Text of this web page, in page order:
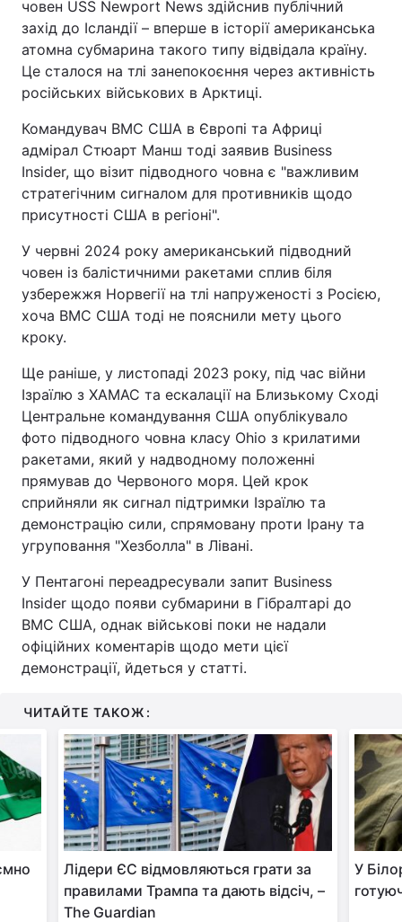
човен USS Newport News здійснив публічний
захід до Ісландії – вперше в історії американська
атомна субмарина такого типу відвідала країну.
Це сталося на тлі занепокоєння через активність
російських військових в Арктиці.
Командувач ВМС США в Європі та Африці
адмірал Стюарт Манш тоді заявив Business
Insider, що візит підводного човна є "важливим
стратегічним сигналом для противників щодо
присутності США в регіоні".
У червні 2024 року американський підводний
човен із балістичними ракетами сплив біля
узбережжя Норвегії на тлі напруженості з Росією,
хоча ВМС США тоді не пояснили мету цього
кроку.
Ще раніше, у листопаді 2023 року, під час війни
Ізраїлю з ХАМАС та ескалації на Близькому Сході
Центральне командування США опублікувало
фото підводного човна класу Ohio з крилатими
ракетами, який у надводному положенні
прямував до Червоного моря. Цей крок
сприйняли як сигнал підтримки Ізраїлю та
демонстрацію сили, спрямовану проти Ірану та
угруповання "Хезболла" в Лівані.
У Пентагоні переадресували запит Business
Insider щодо появи субмарини в Гібралтарі до
ВМС США, однак військові поки не надали
офіційних коментарів щодо мети цієї
демонстрації, йдеться у статті.
ЧИТАЙТЕ ТАКОЖ:
Лідери ЄС відмовляються грати за
правилами Трампа та дають відсіч, –
The Guardian
У